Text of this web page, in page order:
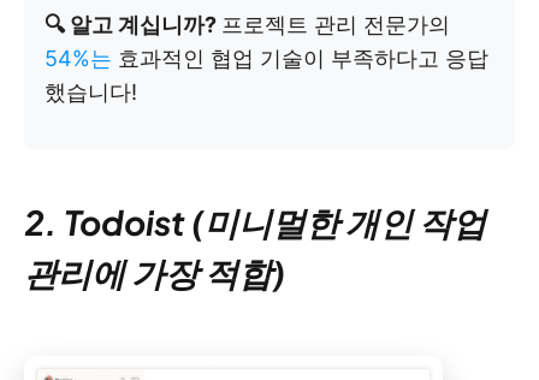
🔍 알고 계십니까? 프로젝트 관리 전문가의
54%는 효과적인 협업 기술이 부족하다고 응답
했습니다!
2. Todoist (미니멀한 개인 작업
관리에 가장 적합)